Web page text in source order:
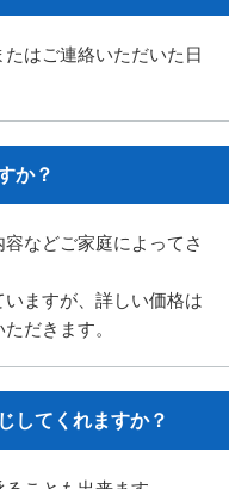
はご連絡いただいた日
か？
などご家庭によってさ
ますが、詳しい価格は
だきます。
してくれますか？